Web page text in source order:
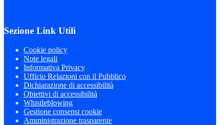
Sezione Link Utili
Cookie policy
Note legali
Informativa Privacy
Ufficio Relazioni con il Pubblico
Dichiarazione di accessibilità
Obiettivi di accessibilità
Whistleblowing
Gestione consensi cookie
Amministrazione trasparente